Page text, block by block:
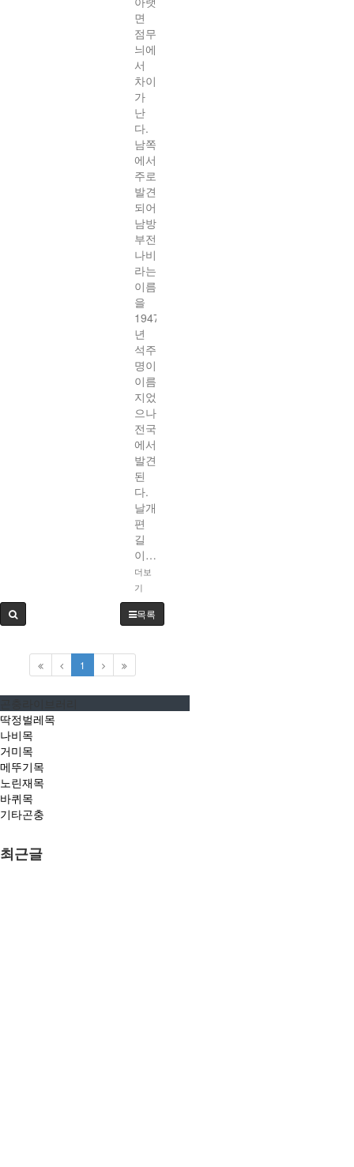
면
점무
늬에
서
차이
가
난
다.
남쪽
에서
주로
발견
되어
남방
부전
나비
라는
이름
을
1947
년
석주
명이
이름
지었
으나
전국
에서
발견
된
다.
날개
편
길
이…
더보
기
목록
1
딱정벌레목
나비목
거미목
메뚜기목
노린재목
바퀴목
기타곤충
최근글